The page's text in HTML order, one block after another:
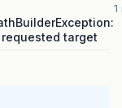
target